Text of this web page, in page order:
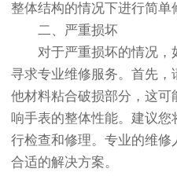
整体结构的情况下进行简单
二、严重损坏
对于严重损坏的情况，
寻求专业维修服务。首先
他材料粘合破损部分，这
响手表的整体性能。建议
行检查和修理。专业的维
合适的解决方案。